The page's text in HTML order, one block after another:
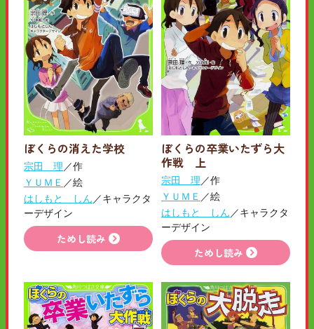
ぼくらの消えた学校
宗田 理 ／作
ＹＵＭＥ ／絵
はしもと しん ／キャラクタ
ーデザイン
ためし読み
ぼくらの卒業いたずら大
作戦 上
宗田 理 ／作
ＹＵＭＥ ／絵
はしもと しん ／キャラクタ
ーデザイン
ためし読み